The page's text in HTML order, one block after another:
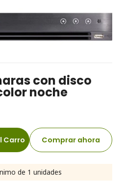
con disco
noche
Carro Comprar ahora
de 1 unidades